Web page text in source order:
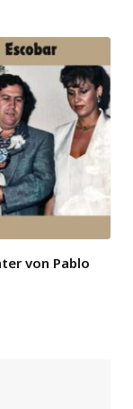
von Pablo